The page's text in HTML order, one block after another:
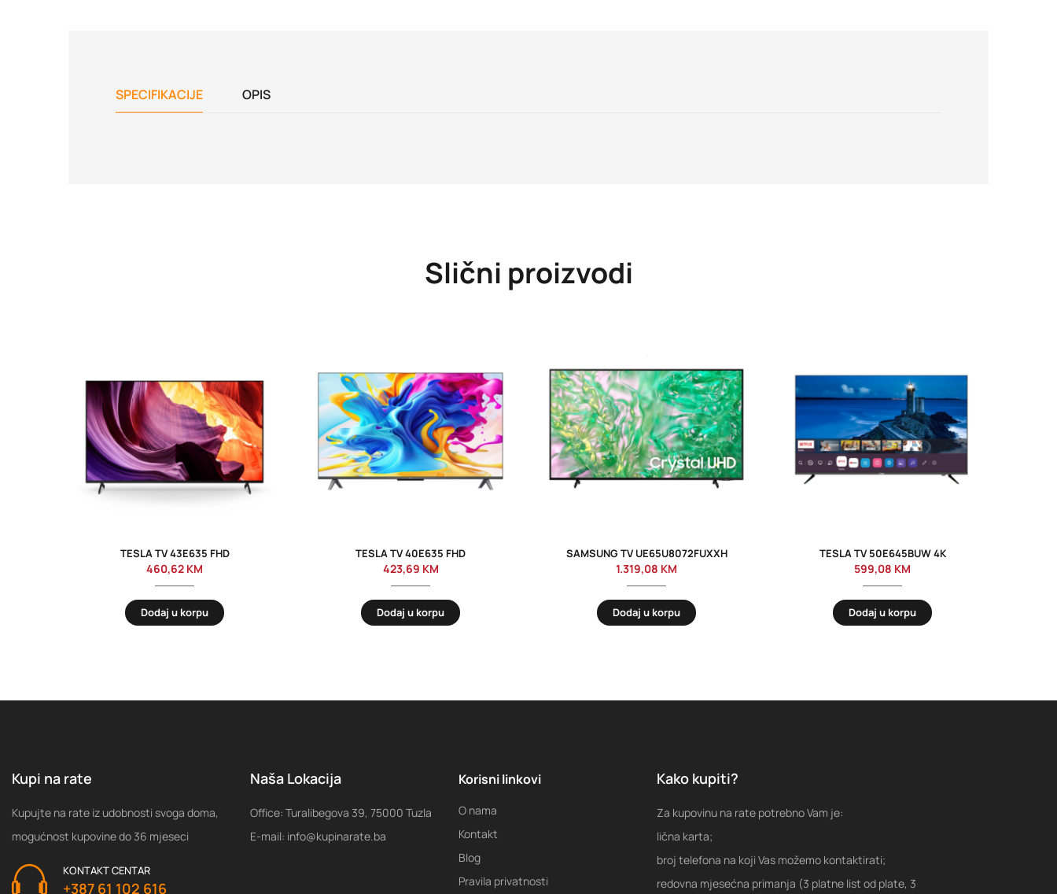
SPECIFIKACIJE OPIS
Slični proizvodi
TESLA TV 43E635 FHD
460,62 KM
Dodaj u korpu
TESLA TV 40E635 FHD
423,69 KM
Dodaj u korpu
SAMSUNG TV UE65U8072FUXXH
1.319,08 KM
Dodaj u korpu
TESLA TV 50E645BUW 4K
599,08 KM
Dodaj u korpu
Kupi na rate
Kupujte na rate iz udobnosti svoga doma,
mogućnost kupovine do 36 mjeseci
KONTAKT CENTAR
+387 61 102 616
Naša Lokacija
Office: Turalibegova 39, 75000 Tuzla
E-mail: info@kupinarate.ba
Korisni linkovi
O nama
Kontakt
Blog
Pravila privatnosti
Kako kupiti?
Za kupovinu na rate potrebno Vam je:
lična karta;
broj telefona na koji Vas možemo kontaktirati;
redovna mjesećna primanja (3 platne list od plate, 3